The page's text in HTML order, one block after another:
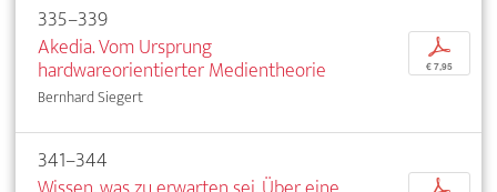
335–339
Akedia. Vom Ursprung
hardwareorientierter Medientheorie
Bernhard Siegert
p
€ 7,95
341–344